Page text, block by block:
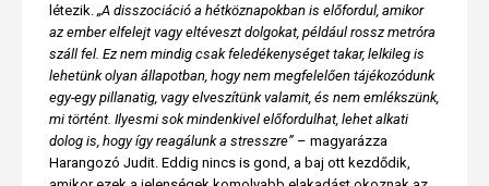
létezik. „A disszociáció a hétköznapokban is előfordul, amikor
az ember elfelejt vagy eltéveszt dolgokat, például rossz metróra
száll fel. Ez nem mindig csak feledékenységet takar, lelkileg is
lehetünk olyan állapotban, hogy nem megfelelően tájékozódunk
egy-egy pillanatig, vagy elveszítünk valamit, és nem emlékszünk,
mi történt. Ilyesmi sok mindenkivel előfordulhat, lehet alkati
dolog is, hogy így reagálunk a stresszre” – magyarázza
Harangozó Judit. Eddig nincs is gond, a baj ott kezdődik,